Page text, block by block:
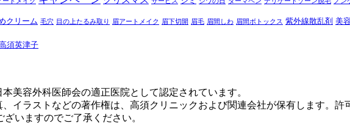
クリーム 毛穴 目の上たるみ取り 眉アートメイク 眉下切開 眉毛 眉間しわ 眉間ボトックス 紫外線散乱剤 美
須英津子
美容外科医師会の適正医院として認定されています。
イラストなどの著作権は、高須クリニックおよび関連会社が保有します。許
いますのでご了承ください。